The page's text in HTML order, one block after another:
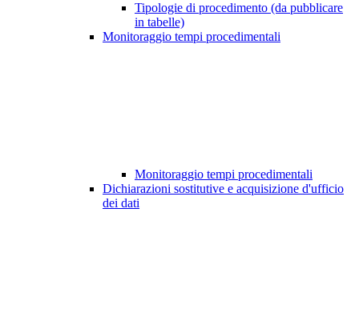
Tipologie di procedimento (da pubblicare
in tabelle)
Monitoraggio tempi procedimentali
Monitoraggio tempi procedimentali
Dichiarazioni sostitutive e acquisizione d'ufficio
dei dati